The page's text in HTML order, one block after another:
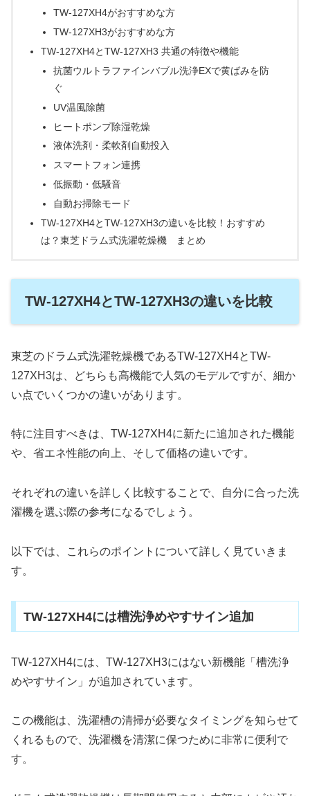
TW-127XH4がおすすめな方
TW-127XH3がおすすめな方
TW-127XH4とTW-127XH3 共通の特徴や機能
抗菌ウルトラファインバブル洗浄EXで黄ばみを防
ぐ
UV温風除菌
ヒートポンプ除湿乾燥
液体洗剤・柔軟剤自動投入
スマートフォン連携
低振動・低騒音
自動お掃除モード
TW-127XH4とTW-127XH3の違いを比較！おすすめ
は？東芝ドラム式洗濯乾燥機 まとめ
TW-127XH4とTW-127XH3の違いを比較
東芝のドラム式洗濯乾燥機であるTW-127XH4とTW-
127XH3は、どちらも高機能で人気のモデルですが、細か
い点でいくつかの違いがあります。
特に注目すべきは、TW-127XH4に新たに追加された機能
や、省エネ性能の向上、そして価格の違いです。
それぞれの違いを詳しく比較することで、自分に合った洗
濯機を選ぶ際の参考になるでしょう。
以下では、これらのポイントについて詳しく見ていきま
す。
TW-127XH4には槽洗浄めやすサイン追加
TW-127XH4には、TW-127XH3にはない新機能「槽洗浄
めやすサイン」が追加されています。
この機能は、洗濯槽の清掃が必要なタイミングを知らせて
くれるもので、洗濯機を清潔に保つために非常に便利で
す。